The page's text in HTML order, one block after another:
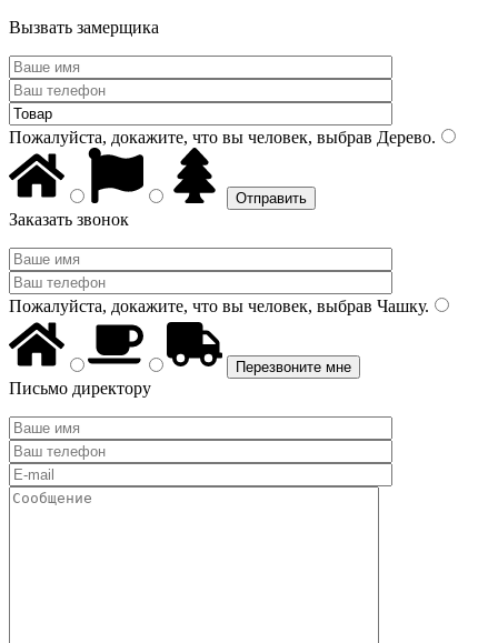
Вызвать замерщика
Пожалуйста, докажите, что вы человек, выбрав Дерево.
Заказать звонок
Пожалуйста, докажите, что вы человек, выбрав Чашку.
Письмо директору